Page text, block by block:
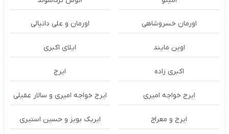
اورمان خسروشاهی اورمان و علی دانیالی
اوپن مایند ايلاى اكبرى
اکبری زاده ایرج
ایرج خواجه امیری ایرج خواجه امیری و سالار عقیلی
ایرج و معراج ایریک بویز و حسین استیری